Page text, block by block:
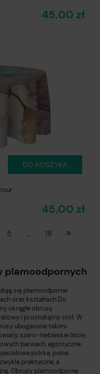
45,00 zł
45,00 zł
DO KOSZYKA
5 ... 18 »
plamoodpornych
się plamoodporne
oraz kształtach Do
okrągłe obrusy
i prostokątny stół. W
ubogacone takimi
szaro-niebieskie liście,
barwach, egzotyczne
piórka, polne
praktyczne, a
Obrusy plamoodporne